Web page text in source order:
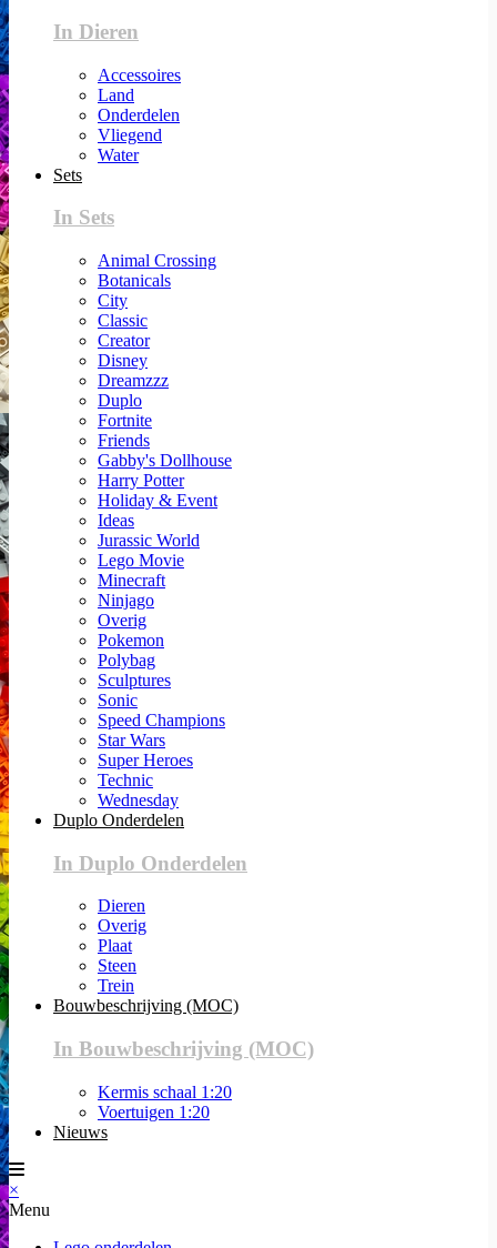
In Dieren
Accessoires
Land
Onderdelen
Vliegend
Water
Sets
In Sets
Animal Crossing
Botanicals
City
Classic
Creator
Disney
Dreamzzz
Duplo
Fortnite
Friends
Gabby's Dollhouse
Harry Potter
Holiday & Event
Ideas
Jurassic World
Lego Movie
Minecraft
Ninjago
Overig
Pokemon
Polybag
Sculptures
Sonic
Speed Champions
Star Wars
Super Heroes
Technic
Wednesday
Duplo Onderdelen
In Duplo Onderdelen
Dieren
Overig
Plaat
Steen
Trein
Bouwbeschrijving (MOC)
In Bouwbeschrijving (MOC)
Kermis schaal 1:20
Voertuigen 1:20
Nieuws
×
Menu